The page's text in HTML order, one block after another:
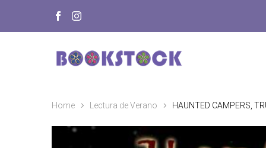
Home Lectura de Verano HAUNTED CAMPERS,